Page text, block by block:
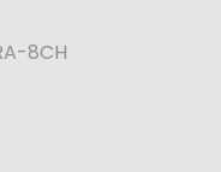
8CH